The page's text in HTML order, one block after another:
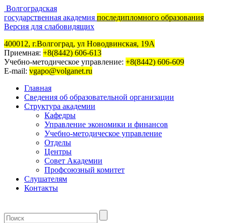
Волгоградская
государственная академия последипломного образования
Версия для слабовидящих
400012, г.Волгоград, ул Новодвинская, 19А
Приемная: +8(8442) 606-613
Учебно-методическое управление: +8(8442) 606-609
E-mail: vgapo@volganet.ru
Главная
Сведения об образовательной организации
Структура академии
Кафедры
Управление экономики и финансов
Учебно-методическое управление
Отделы
Центры
Совет Академии
Профсоюзный комитет
Слушателям
Контакты